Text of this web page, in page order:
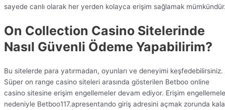
sayede canlı olarak her yerden kolayca erişim sağlamak
On Collection Casino Sitelerinde
Nasıl Güvenli Ödeme Yapabilirim?
Bu sitelerde para yatırmadan, oyunları ve deneyimi keşfedebilirsiniz.
Süper on range casino siteleri arasında gösterilen Betboo online
casino sitesine erişim engellemeler devam ediyor. Erişim
nedeniyle Betboo117.apresentando giriş adresini açmak zorunda